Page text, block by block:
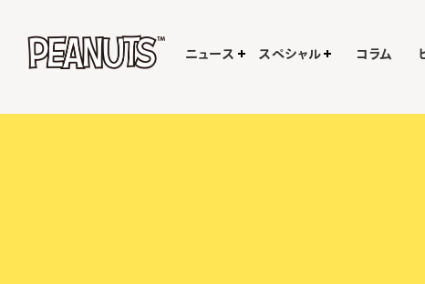
ニュース スペシャル コラム